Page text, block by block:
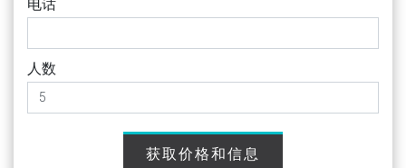
电话
人数
获取价格和信息